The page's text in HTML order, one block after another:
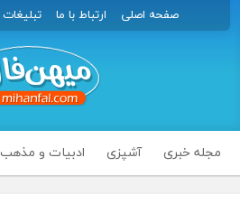
صفحه اصلی ارتباط با ما تبلیغات
مجله خبری آشپزی ادبیات و مذهب